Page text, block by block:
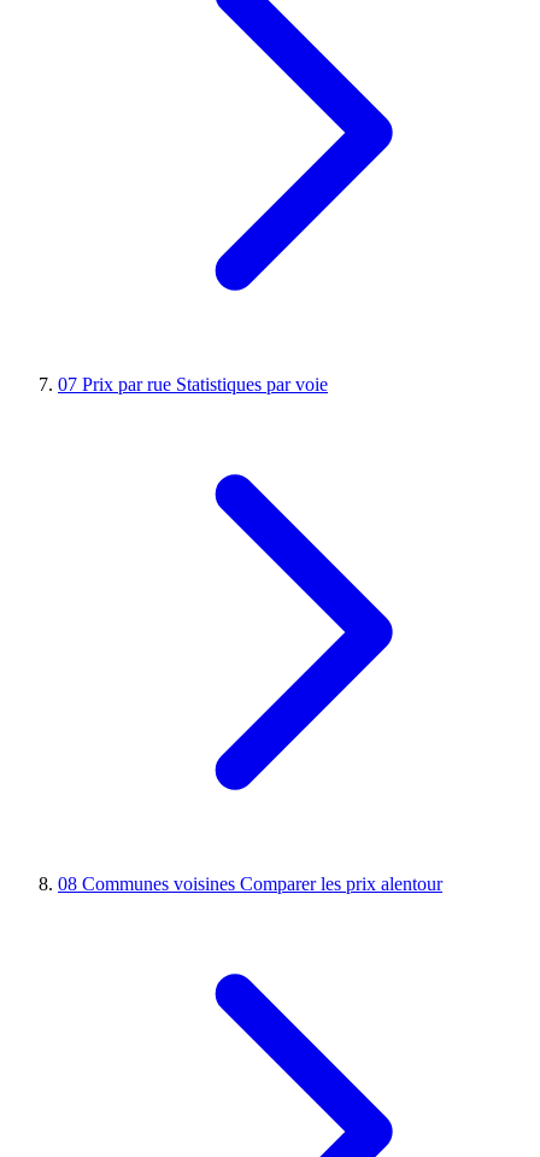
07 Prix par rue Statistiques par voie
08 Communes voisines Comparer les prix alentour